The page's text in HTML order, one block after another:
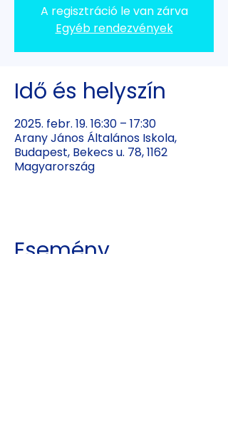
A regisztráció le van zárva
Egyéb rendezvények
Idő és helyszín
2025. febr. 19. 16:30 – 17:30
Arany János Általános Iskola,
Budapest, Bekecs u. 78, 1162
Magyarország
Esemény